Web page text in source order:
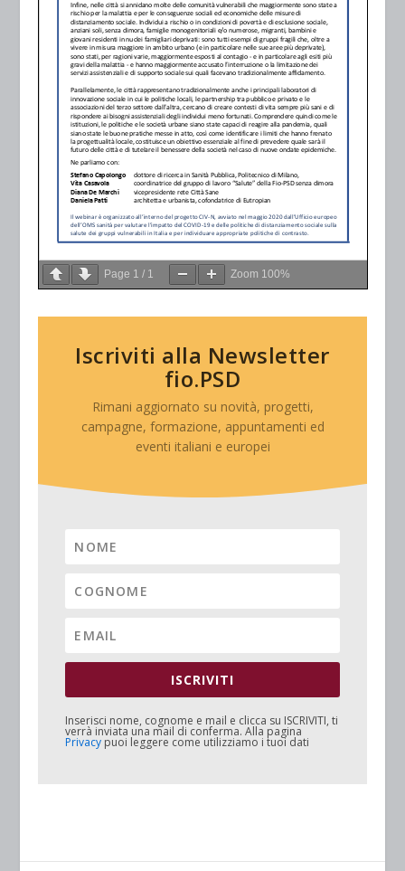
Page 1 / 1 Zoom 100%
Iscriviti alla Newsletter
fio.PSD
Rimani aggiornato su novità, progetti,
campagne, formazione, appuntamenti ed
eventi italiani e europei
ISCRIVITI
Inserisci nome, cognome e mail e clicca su ISCRIVITI, ti
verrà inviata una mail di conferma. Alla pagina
Privacy puoi leggere come utilizziamo i tuoi dati